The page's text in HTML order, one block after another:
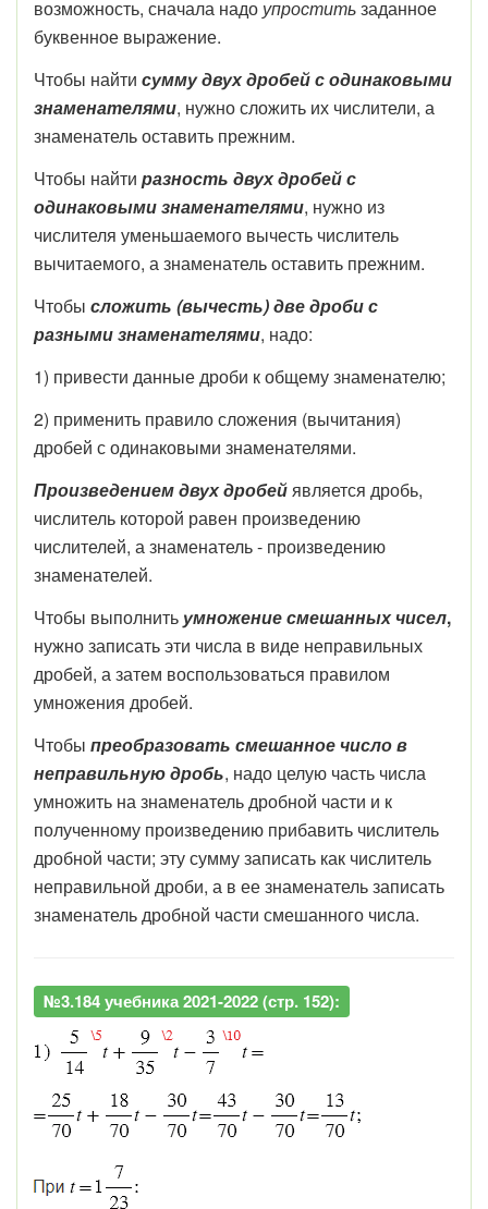
возможность, сначала надо упроститьзаданное
буквенное выражение.
Чтобы найти сумму двух дробей с одинаковыми
знаменателями, нужно сложить их числители, а
знаменатель оставить прежним.
Чтобы найти разность двух дробей с
одинаковыми знаменателями, нужно из
числителя уменьшаемого вычесть числитель
вычитаемого, а знаменатель оставить прежним.
Чтобы сложить (вычесть) две дроби с
разными знаменателями, надо:
1) привести данные дроби к общему знаменателю;
2) применить правило сложения (вычитания)
дробей с одинаковыми знаменателями.
Произведением двух дробей является дробь,
числитель которой равен произведению
числителей, а знаменатель - произведению
знаменателей.
Чтобы выполнить умножение смешанных чисел,
нужно записать эти числа в виде неправильных
дробей, а затем воспользоваться правилом
умножения дробей.
Чтобы преобразовать смешанное число в
неправильную дробь, надо целую часть числа
умножить на знаменатель дробной части и к
полученному произведению прибавить числитель
дробной части; эту сумму записать как числитель
неправильной дроби, а в ее знаменатель записать
знаменатель дробной части смешанного числа.
№3.184 учебника 2021-2022 (стр. 152):